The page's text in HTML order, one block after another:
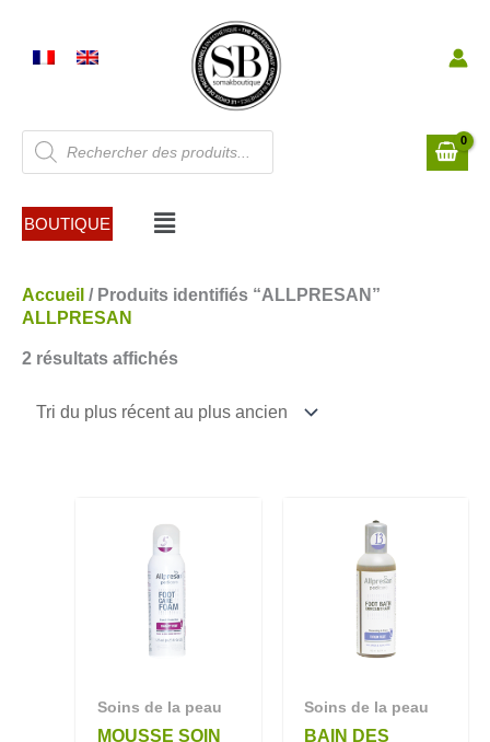
contenu
Recherche
de
produits
BOUTIQUE Menu
Accueil / Produits identifiés “ALLPRESAN”
ALLPRESAN
2 résultats affichés
Trié
récent
plus
Soins de la peau
MOUSSE SOIN
Soins de la peau
BAIN DES